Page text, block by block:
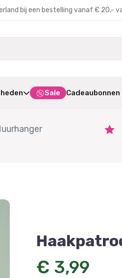
bij een bestelling vanaf € 20,-
Sale Cadeaubonnen
€ 3,99